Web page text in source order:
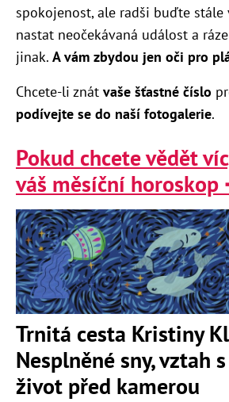
spokojenost, ale radši buďte stále
nastat neočekávaná událost a
jinak. A vám zbydou jen oči pro
Chcete-li znát vaše šťastné číslo
podívejte se do naší fotogalerie.
Pokud chcete vědět
váš měsíční
Trnitá cesta Kristiny
Nesplněné sny, vztah
život před kamerou